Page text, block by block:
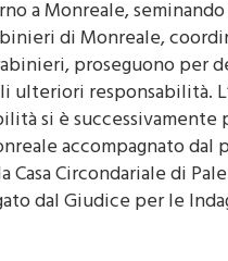
a Monreale,
di Monreale,
proseguono per
responsabilità.
si è successivamente
accompagnato
Circondariale di
dal Giudice per le